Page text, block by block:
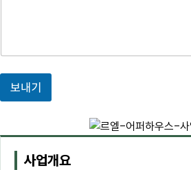
보내기
사업개요